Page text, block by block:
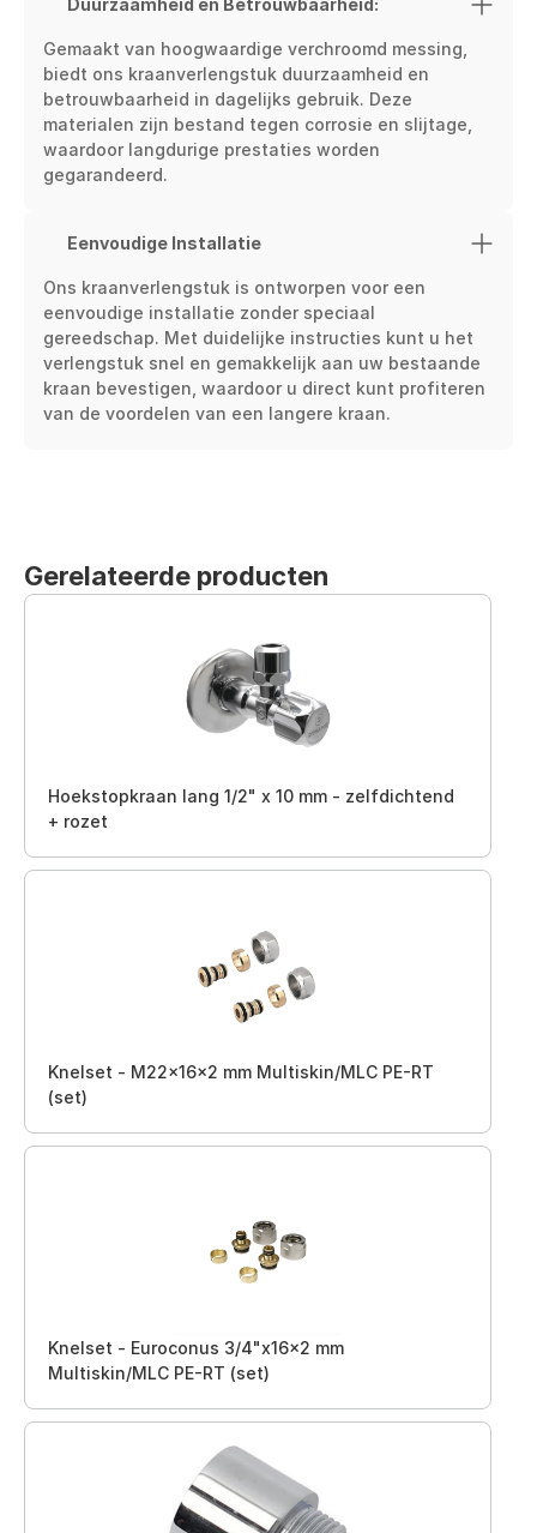
Duurzaamheid en Betrouwbaarheid:
Gemaakt van hoogwaardige verchroomd messing,
biedt ons kraanverlengstuk duurzaamheid en
betrouwbaarheid in dagelijks gebruik. Deze
materialen zijn bestand tegen corrosie en slijtage,
waardoor langdurige prestaties worden
gegarandeerd.
Eenvoudige Installatie
Ons kraanverlengstuk is ontworpen voor een
eenvoudige installatie zonder speciaal
gereedschap. Met duidelijke instructies kunt u het
verlengstuk snel en gemakkelijk aan uw bestaande
kraan bevestigen, waardoor u direct kunt profiteren
van de voordelen van een langere kraan.
Gerelateerde producten
Hoekstopkraan lang 1/2" x 10 mm - zelfdichtend
+ rozet
Knelset - M22x16x2 mm Multiskin/MLC PE-RT
(set)
Knelset - Euroconus 3/4"x16x2 mm
Multiskin/MLC PE-RT (set)